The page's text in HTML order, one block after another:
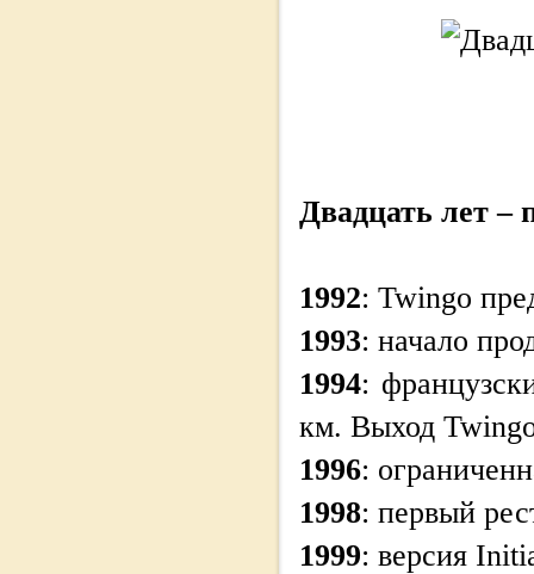
Двадцать лет –
1992: Twingo
1993: начало
1994:
км. Выход
1996:
1998: первый
1999: версия